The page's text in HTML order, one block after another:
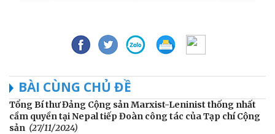
BÀI CÙNG CHỦ ĐỀ
Tổng Bí thư Đảng Cộng sản Marxist-Leninist thống nhất
cầm quyền tại Nepal tiếp Đoàn công tác của Tạp chí Cộng
sản (27/11/2024)